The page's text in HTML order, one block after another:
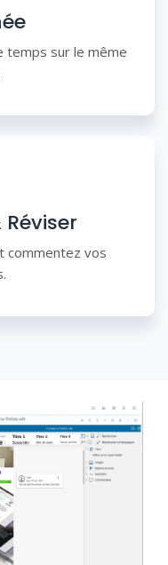
temps sur le même
commentez vos